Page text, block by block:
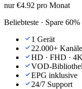
nur €4.92 pro Monat
Beliebteste · Spare 60%
1 Gerät
22.000+ Kanäle
HD · FHD · 4K
VOD-
EPG inklusive
24/7 Support